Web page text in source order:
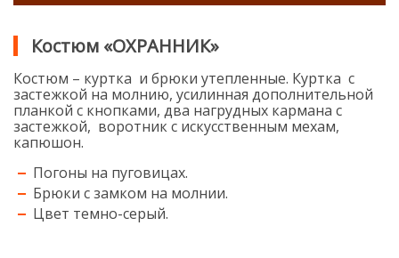
Костюм «ОХРАННИК»
Костюм – куртка и брюки утепленные. Куртка с
застежкой на молнию, усилинная дополнительной
планкой с кнопками, два нагрудных кармана с
застежкой, воротник с искусственным мехам,
капюшон.
Погоны на пуговицах.
Брюки с замком на молнии.
Цвет темно-серый.